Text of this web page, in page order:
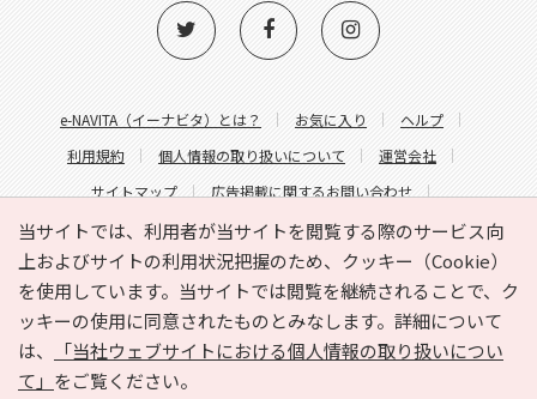
当サイトでは、利用者が当サイトを閲覧する際のサービス向
上およびサイトの利用状況把握のため、クッキー（Cookie）
を使用しています。当サイトでは閲覧を継続されることで、ク
ッキーの使用に同意されたものとみなします。詳細について
は、
「当社ウェブサイトにおける個人情報の取り扱いについ
て」 をご覧ください。
e-NAVITA（イーナビタ）とは？ お気に入り
ヘルプ
利用規約
個人情報の取り扱いについて
運営会社
サイトマップ
広告掲載に関するお問い合わせ
サイトの内容に関するお問い合わせ
Copyright © HYOJITO.Co.,Ltd. All Rights Reserved.